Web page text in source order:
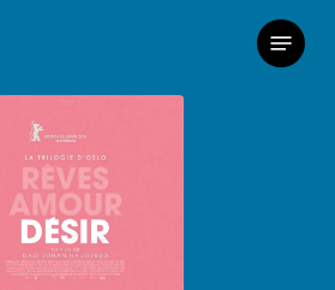
Menu